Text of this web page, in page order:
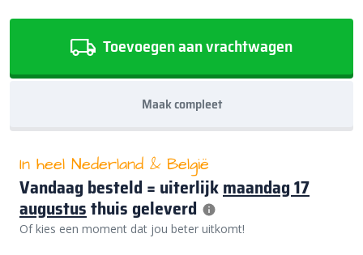
Toevoegen aan vrachtwagen
Maak compleet
In heel Nederland & België
Vandaag besteld = uiterlijkmaandag 17
augustusthuis geleverd
Of kies een moment dat jou beter uitkomt!